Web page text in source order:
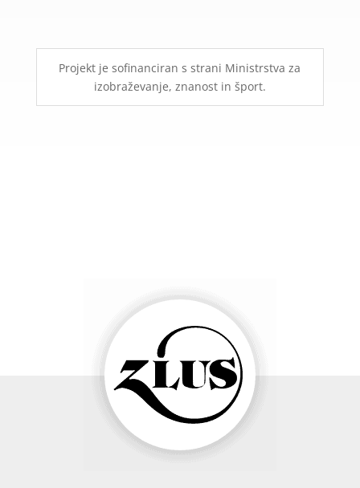
Projekt je sofinanciran s strani Ministrstva za
izobraževanje, znanost in šport.